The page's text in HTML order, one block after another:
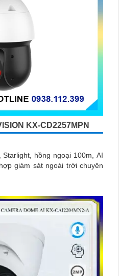
KX-CD2257MPN
hồng ngoại 100m, AI
giám sát ngoài trời chuyên